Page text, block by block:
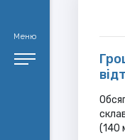
Меню
(140